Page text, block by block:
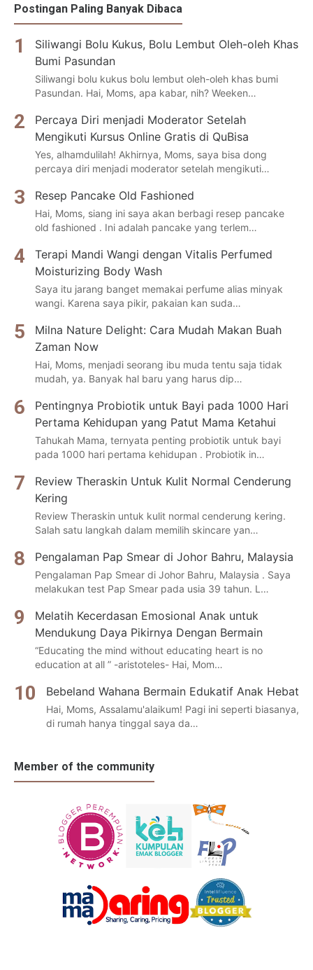
Postingan Paling Banyak Dibaca
Siliwangi Bolu Kukus, Bolu Lembut Oleh-oleh Khas
Bumi Pasundan
Siliwangi bolu kukus bolu lembut oleh-oleh khas bumi
Pasundan. Hai, Moms, apa kabar, nih? Weeken…
Percaya Diri menjadi Moderator Setelah
Mengikuti Kursus Online Gratis di QuBisa
Yes, alhamdulilah! Akhirnya, Moms, saya bisa dong
percaya diri menjadi moderator setelah mengikuti…
Resep Pancake Old Fashioned
Hai, Moms, siang ini saya akan berbagi resep pancake
old fashioned . Ini adalah pancake yang terlem…
Terapi Mandi Wangi dengan Vitalis Perfumed
Moisturizing Body Wash
Saya itu jarang banget memakai perfume alias minyak
wangi. Karena saya pikir, pakaian kan suda…
Milna Nature Delight: Cara Mudah Makan Buah
Zaman Now
Hai, Moms, menjadi seorang ibu muda tentu saja tidak
mudah, ya. Banyak hal baru yang harus dip…
Pentingnya Probiotik untuk Bayi pada 1000 Hari
Pertama Kehidupan yang Patut Mama Ketahui
Tahukah Mama, ternyata penting probiotik untuk bayi
pada 1000 hari pertama kehidupan . Probiotik in…
Review Theraskin Untuk Kulit Normal Cenderung
Kering
Review Theraskin untuk kulit normal cenderung kering.
Salah satu langkah dalam memilih skincare yan…
Pengalaman Pap Smear di Johor Bahru, Malaysia
Pengalaman Pap Smear di Johor Bahru, Malaysia . Saya
melakukan test Pap Smear pada usia 39 tahun. L…
Melatih Kecerdasan Emosional Anak untuk
Mendukung Daya Pikirnya Dengan Bermain
“Educating the mind without educating heart is no
education at all ” -aristoteles- Hai, Mom…
Bebeland Wahana Bermain Edukatif Anak Hebat
Hai, Moms, Assalamu'alaikum! Pagi ini seperti biasanya,
di rumah hanya tinggal saya da…
Member of the community